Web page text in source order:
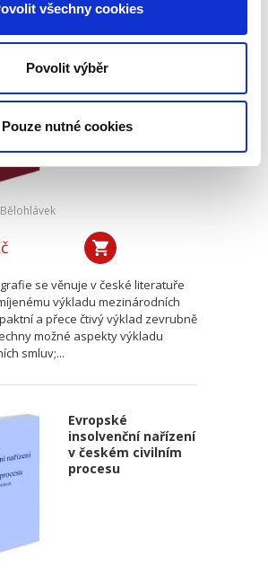
všechny cookies
Povolit výběr
Pouze nutné cookies
Výklad
mezinárodních
smluv
se věnuje v české literatuře
výkladu mezinárodních
a přece čtivý výklad zevrubně
možné aspekty výkladu
smluv;...
Evropské
insolvenční nařízení
v českém civilním
procesu